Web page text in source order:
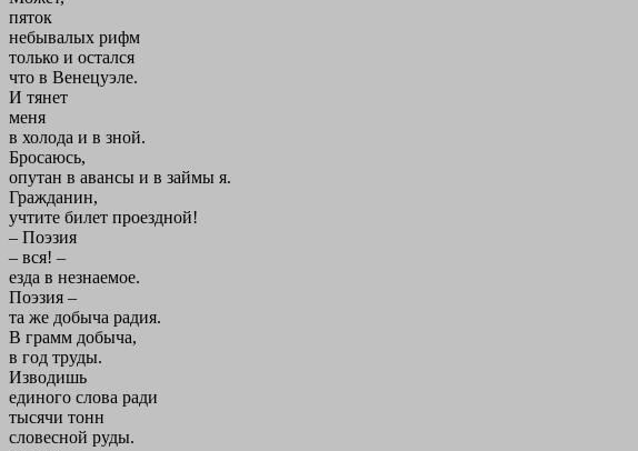
пяток
небывалых рифм
только и остался
что в Венецуэле.
И тянет
меня
в холода и в зной.
Бросаюсь,
опутан в авансы и в займы я.
Гражданин,
учтите билет проездной!
– Поэзия
– вся! –
езда в незнаемое.
Поэзия –
та же добыча радия.
В грамм добыча,
в год труды.
Изводишь
единого слова ради
тысячи тонн
словесной руды.